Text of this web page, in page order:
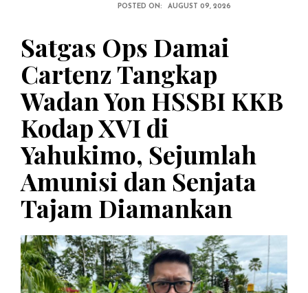
POSTED ON: AUGUST 09, 2026
Satgas Ops Damai
Cartenz Tangkap
Wadan Yon HSSBI KKB
Kodap XVI di
Yahukimo, Sejumlah
Amunisi dan Senjata
Tajam Diamankan